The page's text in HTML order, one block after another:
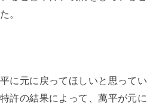
。
に元に戻ってほしいと思ってい
許の結果によって、萬平が元に